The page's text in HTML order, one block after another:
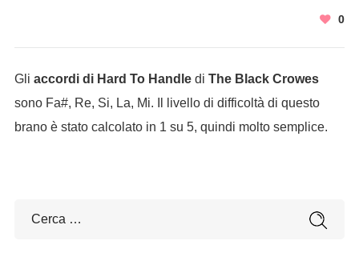
0
Gli accordi di Hard To Handledi The Black Crowes
sono Fa#, Re, Si, La, Mi. Il livello di difficoltà di questo
brano è stato calcolato in 1 su 5, quindi molto semplice.